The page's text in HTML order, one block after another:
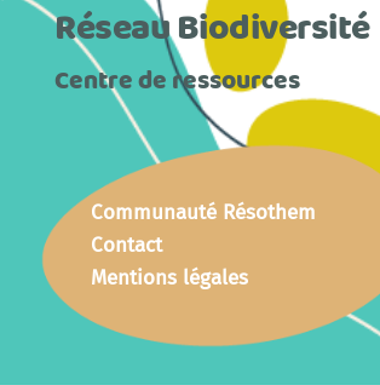
Réseau Biodiversité
Centre de ressources
Communauté Résothem
Contact
Mentions légales